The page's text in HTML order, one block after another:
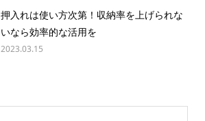
押入れは使い方次第！収納率を上げられな
いなら効率的な活用を
2023.03.15